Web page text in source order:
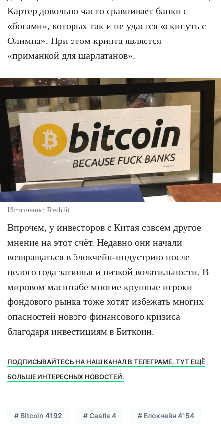
Картер довольно часто сравнивает банки с
«богами», которых так и не удастся «скинуть с
Олимпа». При этом крипта является
«приманкой для шарлатанов».
Источник: Reddit
Впрочем, у инвесторов с Китая совсем другое
мнение на этот счёт. Недавно они начали
возвращаться в блокчейн-индустрию после
целого года затишья и низкой волатильности. В
мировом масштабе многие крупные игроки
фондового рынка тоже хотят избежать многих
опасностей нового финансового кризиса
благодаря инвестициям в Биткоин.
ПОДПИСЫВАЙТЕСЬ НА НАШ КАНАЛ В ТЕЛЕГРАМЕ. ТУТ ЕЩЁ
БОЛЬШЕ ИНТЕРЕСНЫХ НОВОСТЕЙ.
# Bitcoin 4192 #Castle4 # Блокчейн4154